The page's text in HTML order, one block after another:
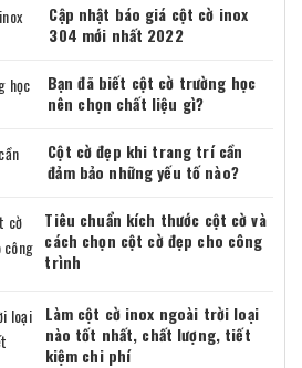
Cập nhật báo giá cột cờ inox
304 mới nhất 2022
Bạn đã biết cột cờ trường học
nên chọn chất liệu gì?
Cột cờ đẹp khi trang trí cần
đảm bảo những yếu tố nào?
Tiêu chuẩn kích thước cột cờ và
cách chọn cột cờ đẹp cho công
trình
Làm cột cờ inox ngoài trời loại
nào tốt nhất, chất lượng, tiết
kiệm chi phí